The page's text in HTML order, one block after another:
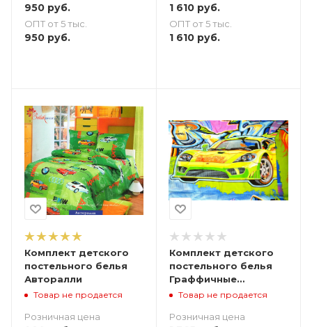
950 руб.
ОПТ от 5 тыс.
950 руб.
1 610руб.
ОПТ от 5 тыс.
1 610руб.
Комплект детского
постельного белья
Авторалли
Товар не продается
Розничная цена
Комплект детского
постельного белья
Граффичные
Спортивные машины
Товар не продается
Розничная цена